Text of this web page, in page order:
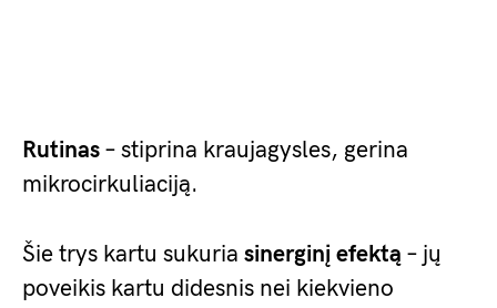
Rutinas – stiprina kraujagysles, gerina
mikrocirkuliaciją.
Šie trys kartu sukuria sinerginį efektą – jų
poveikis kartu didesnis nei kiekvieno